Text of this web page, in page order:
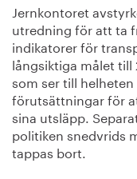
Jernkontoret
utredning för att ta
indikatorer för
långsiktiga målet
som ser till
förutsättningar för
sina utsläpp.
politiken snedvrids
tappas bort.